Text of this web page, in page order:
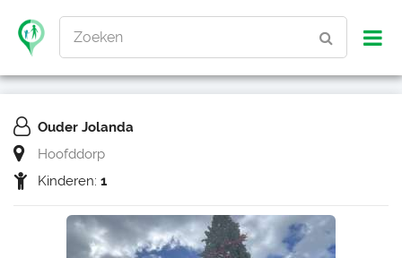
Zoeken
Ouder Jolanda
Hoofddorp
Kinderen: 1